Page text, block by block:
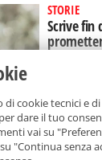
STORIE
Scrive fin
giovane
diJana
di cookie tecnici e
dare il tuo
vai su
"Continua senza